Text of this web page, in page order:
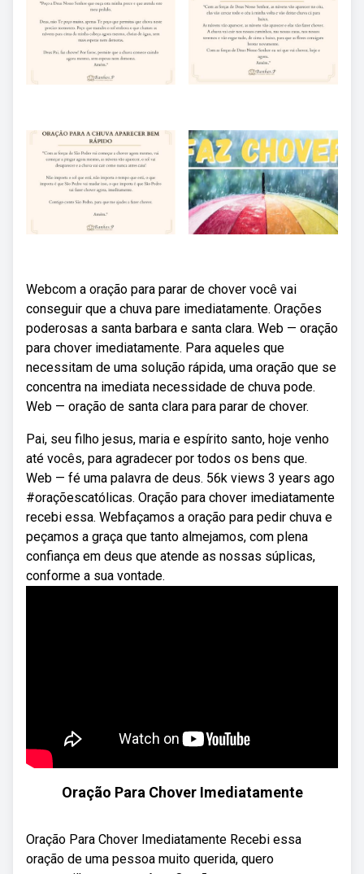
Webcom a oração para parar de chover você vai
conseguir que a chuva pare imediatamente. Orações
poderosas a santa barbara e santa clara. Web — oração
para chover imediatamente. Para aqueles que
necessitam de uma solução rápida, uma oração que se
concentra na imediata necessidade de chuva pode.
Web — oração de santa clara para parar de chover.
Pai, seu filho jesus, maria e espírito santo, hoje venho
até vocês, para agradecer por todos os bens que.
Web — fé uma palavra de deus. 56k views 3 years ago
#oraçõescatólicas. Oração para chover imediatamente
recebi essa. Webfaçamos a oração para pedir chuva e
peçamos a graça que tanto almejamos, com plena
confiança em deus que atende as nossas súplicas,
conforme a sua vontade.
Oração Para Chover Imediatamente
Oração Para Chover Imediatamente Recebi essa
oração de uma pessoa muito querida, quero